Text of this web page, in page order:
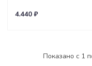
4.440 ₽
Показано с 1